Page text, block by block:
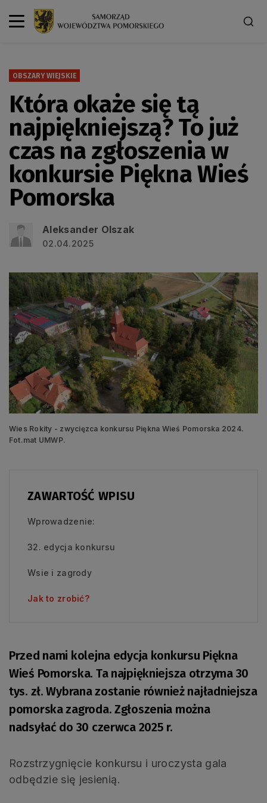
OBSZARY WIEJSKIE
Która okaże się tą
najpiękniejszą? To już
czas na zgłoszenia w
konkursie Piękna Wieś
Pomorska
Aleksander Olszak
02.04.2025
Wies Rokity - zwycięzca konkursu Piękna Wieś Pomorska 2024.
Fot.mat UMWP.
ZAWARTOŚĆ WPISU
Wprowadzenie:
32. edycja konkursu
Wsie i zagrody
Jak to zrobić?
Przed nami kolejna edycja konkursu Piękna
Wieś Pomorska. Ta najpiękniejsza otrzyma 30
tys. zł. Wybrana zostanie również najładniejsza
pomorska zagroda. Zgłoszenia można
nadsyłać do 30 czerwca 2025 r.
Rozstrzygnięcie konkursu i uroczysta gala
odbędzie się jesienią.